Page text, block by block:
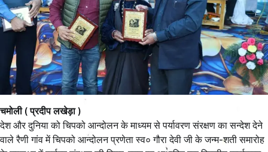
चमोली ( प्रदीप लखेड़ा )
देश और दुनिया को चिपको आन्दोलन के माध्यम से पर्यावरण संरक्षण का सन्देश देने
वाले रैणी गांव में चिपको आन्दोलन प्रणेता स्व० गौरा देवी जी के जन्म-शती समारोह